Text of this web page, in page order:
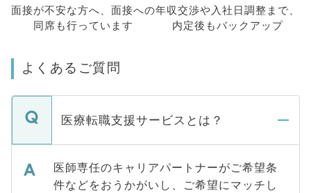
面接が不安な方へ、 面接への
同席も行っています
年収交渉や入社日調整まで、
内定後もバックアップ
よくあるご質問
医療転職支援サービスとは？
医師専任のキャリアパートナーがご希望条
件などをおうかがいし、ご希望にマッチし